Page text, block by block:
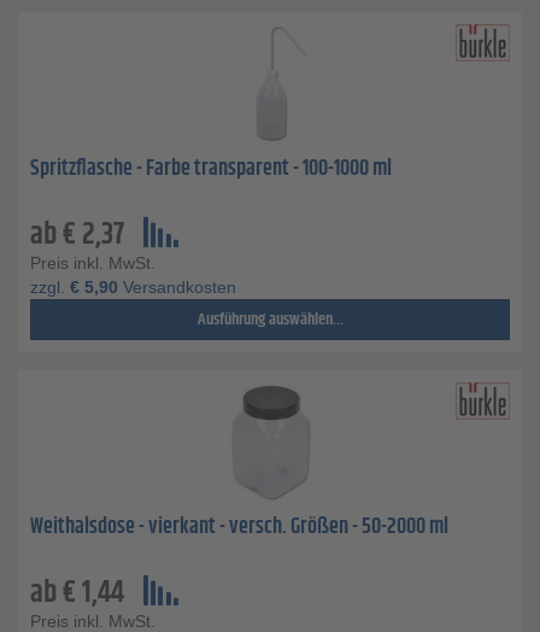
Spritzflasche - Farbe transparent - 100-1000 ml
ab€2,37
Preis inkl. MwSt.
zzgl. € 5,90 Versandkosten
Ausführung auswählen...
Weithalsdose - vierkant - versch. Größen - 50-2000 ml
ab€1,44
Preis inkl. MwSt.